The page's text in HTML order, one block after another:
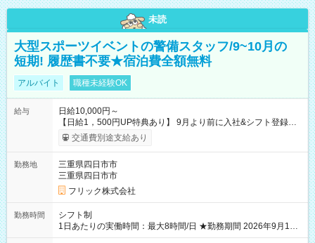
未読
大型スポーツイベントの警備スタッフ/9~10月の
短期! 履歴書不要★宿泊費全額無料
アルバイト 職種未経験OK
給与
日給10,000円～
【日給1，500円UP特典あり】 9月より前に入社&シフト登録す
ると 期間中(9/16~10/23) の日給がUP! 日給1万1500円でしっか
り稼げます♪ 【試用期間】試用期間なし
交通費別途支給あり
勤務地
三重県四日市市
三重県四日市市
フリック株式会社
勤務時間
シフト制
1日あたりの実働時間：最大8時間/日 ★勤務期間 2026年9月16
日~2026年10月23日 短期勤務OK! 期間中フル勤務できる方優遇